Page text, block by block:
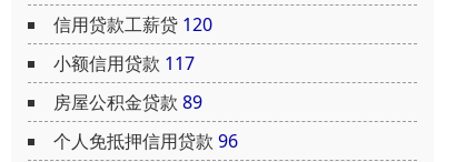
信用贷款工薪贷 120
小额信用贷款 117
房屋公积金贷款 89
个人免抵押信用贷款 96